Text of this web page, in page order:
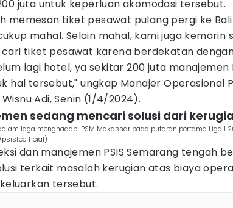
juta untuk keperluan akomodasi tersebut.
memesan tiket pesawat pulang pergi ke
mahal. Selain mahal, kami juga kemarin
cari tiket pesawat karena berdekatan
lagi hotel, ya sekitar 200 juta manajemen
hal tersebut," ungkap Manajer Operasional
Adi, Senin (1/4/2024).
sedang mencari solusi dari
laga menghadapi PSM Makassar pada putaran pertama Liga 1
dan manajemen PSIS Semarang tengah
terkait masalah kerugian atas biaya
tersebut.